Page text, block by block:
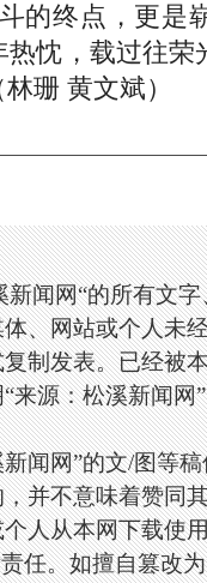
的终点，更是
忱，载过往荣
珊 黄文斌）
新闻网“的所有文
、网站或个人未
制发表。已经被
来源：松溪新闻网
闻网”的文/图等稿
并不意味着赞同
人从本网下载使
任。如擅自篡改